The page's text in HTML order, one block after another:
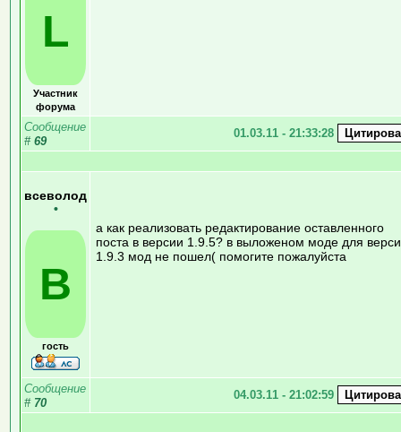
L
Участник
форума
Сообщение
# 69
01.03.11 - 21:33:28
всеволод
•
В
гость
а как реализовать редактирование оставленного
поста в версии 1.9.5? в выложеном моде для
1.9.3 мод не пошел( помогите пожалуйста
Сообщение
# 70
04.03.11 - 21:02:59